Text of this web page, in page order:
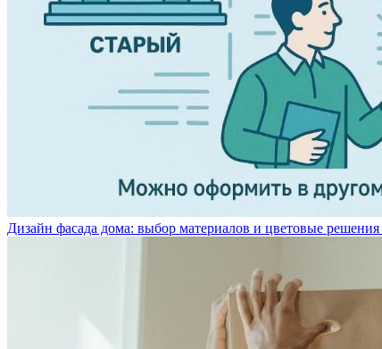
Дизайн фасада дома: выбор материалов и цветовые решения